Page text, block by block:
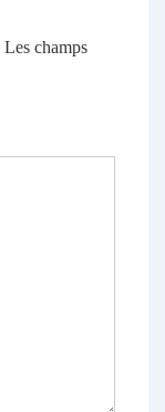
Les champs